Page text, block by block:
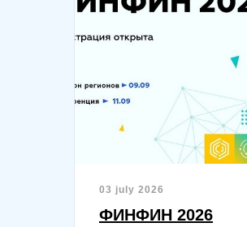
03 july 2026
ФИНФИН 2026